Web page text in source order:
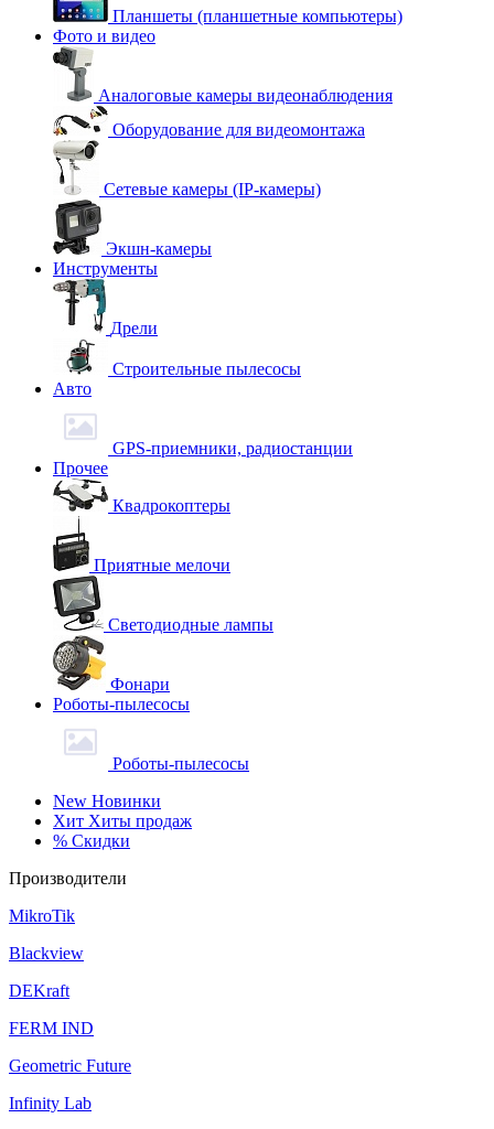
Планшеты (планшетные компьютеры)
Фото и видео
Аналоговые камеры видеонаблюдения
Оборудование для видеомонтажа
Сетевые камеры (IP-камеры)
Экшн-камеры
Инструменты
Дрели
Строительные пылесосы
Авто
GPS-приемники, радиостанции
Прочее
Квадрокоптеры
Приятные мелочи
Светодиодные лампы
Фонари
Роботы-пылесосы
Роботы-пылесосы
New Новинки
Хит Хиты продаж
% Скидки
Производители
MikroTik
Blackview
DEKraft
FERM IND
Geometric Future
Infinity Lab